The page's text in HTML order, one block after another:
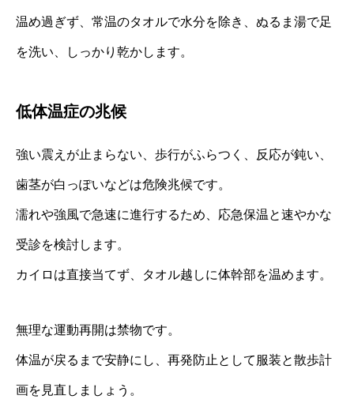
温め過ぎず、常温のタオルで水分を除き、ぬるま湯で足
を洗い、しっかり乾かします。
低体温症の兆候
強い震えが止まらない、歩行がふらつく、反応が鈍い、
歯茎が白っぽいなどは危険兆候です。
濡れや強風で急速に進行するため、応急保温と速やかな
受診を検討します。
カイロは直接当てず、タオル越しに体幹部を温めます。
無理な運動再開は禁物です。
体温が戻るまで安静にし、再発防止として服装と散歩計
画を見直しましょう。